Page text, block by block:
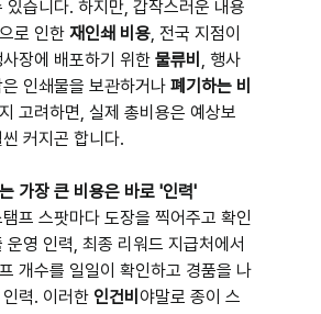
있습니다. 하지만, 갑작스러운 내용
로 인한 재인쇄 비용, 전국 지점이
사장에 배포하기 위한 물류비
, 행사
인쇄물을 보관하거나 폐기하는 비
고려하면, 실제 총비용은 예상보
커지곤 합니다.
가장 큰 비용은 바로 '인력'
프 스팟마다 도장을 찍어주고 확인
운영 인력, 최종 리워드 지급처에서
개수를 일일이 확인하고 경품을 나
력. 이러한 인건비 야말로 종이 스